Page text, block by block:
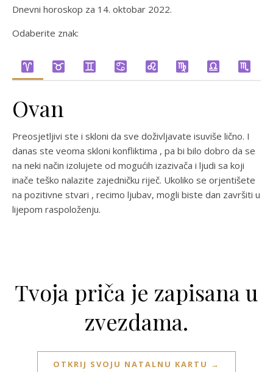
Dnevni horoskop za 14. oktobar 2022.
Odaberite znak:
Ovan
Preosjetljivi ste i skloni da sve doživljavate isuviše lično. I
danas ste veoma skloni konfliktima , pa bi bilo dobro da se
na neki način izolujete od mogućih izazivača i ljudi sa koji
inače teško nalazite zajedničku riječ. Ukoliko se orjentišete
na pozitivne stvari , recimo ljubav, mogli biste dan završiti u
lijepom raspoloženju.
Tvoja priča je zapisana u
zvezdama.
OTKRIJ SVOJU NATALNU KARTU →